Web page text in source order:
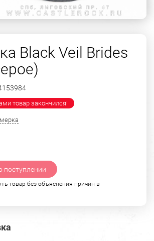
Black Veil Brides
товар закончился!
поступлении
товар без объяснения причин в